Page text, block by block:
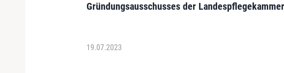
Gründungsausschusses der
19.07.2023